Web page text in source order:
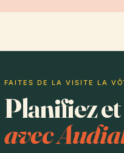
FAITES DE LA VISITE LA
Planifiez
avec